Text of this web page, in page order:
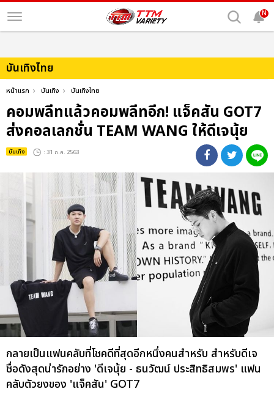
N
บันเทิงไทย
หน้าแรก บันเทิง บันเทิงไทย
คอมพลีทแล้วคอมพลีทอีก! แจ็คสัน GOT7
ส่งคอลเลกชั่น TEAM WANG ให้ดีเจนุ้ย
บันเทิง : 31 ก.ค. 2563
กลายเป็นแฟนคลับที่โชคดีที่สุดอีกหนึ่งคนสำหรับ สำหรับดีเจ
ชื่อดังสุดน่ารักอย่าง 'ดีเจนุ้ย - ธนวัฒน์ ประสิทธิสมพร' แฟน
คลับตัวยงของ 'แจ็คสัน' GOT7